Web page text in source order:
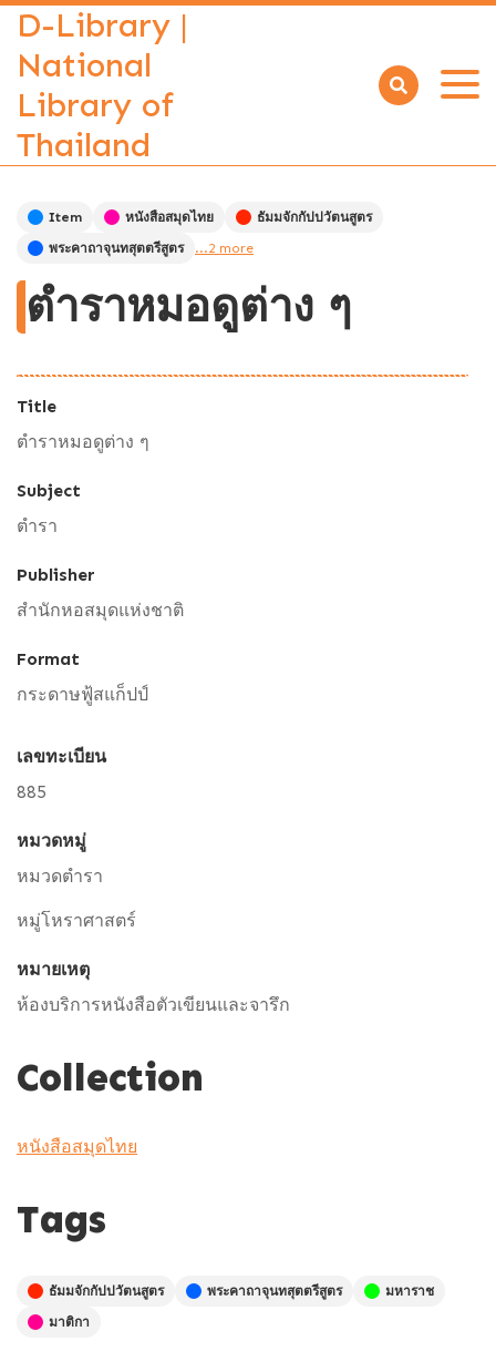
D-Library |
National
Library of
Thailand
Open
Item หนังสือสมุดไทย
ธัมมจักกัปปวัตนสูตร
พระคาถาจุนทสุตตรีสูตร
...2 more
ตำราหมอดูต่าง ๆ
Title
ตำราหมอดูต่าง ๆ
Subject
ตำรา
Publisher
สำนักหอสมุดแห่งชาติ
Format
กระดาษฟู้สแก็ปป์
เลขทะเบียน
885
หมวดหมู่
หมวดตำรา
หมู่โหราศาสตร์
หมายเหตุ
ห้องบริการหนังสือตัวเขียนและจารึก
Collection
หนังสือสมุดไทย
Tags
ธัมมจักกัปปวัตนสูตร พระคาถาจุนทสุตตรีสูตร
มหาราช
มาติกา